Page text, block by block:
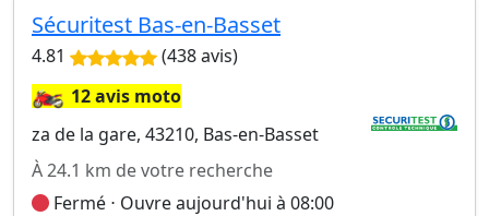
Sécuritest Bas-en-Basset
4.81 (438 avis)
🏍️12 avis moto
za de la gare, 43210, Bas-en-Basset
À 24.1 km de votre recherche
Fermé ⋅ Ouvre aujourd'hui à 08:00